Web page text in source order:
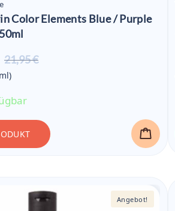
Color Elements Blue / Purple
21,95 €Aktueller
ml)
Angebot!